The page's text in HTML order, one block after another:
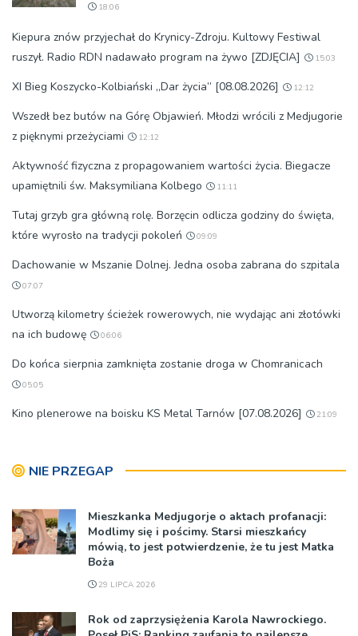
18:06
Kiepura znów przyjechał do Krynicy-Zdroju. Kultowy Festiwal
ruszył. Radio RDN nadawało program na żywo [ZDJĘCIA]
15:03
XI Bieg Koszycko-Kolbiański „Dar życia” [08.08.2026] 12:12
Wszedł bez butów na Górę Objawień. Młodzi wrócili z Medjugorie
z pięknymi przeżyciami
12:12
Aktywność fizyczna z propagowaniem wartości życia. Biegacze
upamiętnili św. Maksymiliana Kolbego
11:11
Tutaj grzyb gra główną rolę. Borzęcin odlicza godziny do święta,
które wyrosło na tradycji pokoleń
09:09
Dachowanie w Mszanie Dolnej. Jedna osoba zabrana do szpitala
07:07
Utworzą kilometry ścieżek rowerowych, nie wydając ani złotówki
na ich budowę
06:06
Do końca sierpnia zamknięta zostanie droga w Chomranicach
05:05
Kino plenerowe na boisku KS Metal Tarnów [07.08.2026] 21:09
NIE PRZEGAP
Mieszkanka Medjugorje o aktach profanacji:
Modlimy się i pościmy. Starsi mieszkańcy
mówią, to jest potwierdzenie, że tu jest Matka
Boża
29 LIPCA 2026
Rok od zaprzysiężenia Karola Nawrockiego.